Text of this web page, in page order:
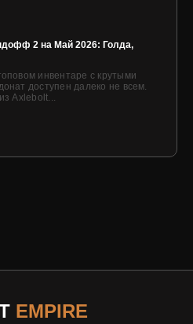
2 на Май 2026: Голда,
инвентаре с крутыми
доступен далеко не всем.
Axlebolt...
EMPIRE